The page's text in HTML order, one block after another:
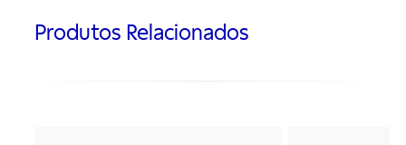
Produtos Relacionados